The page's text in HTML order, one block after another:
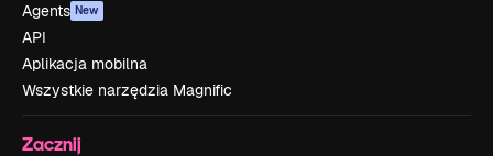
Agents New
API
Aplikacja mobilna
Wszystkie narzędzia Magnific
Zacznij